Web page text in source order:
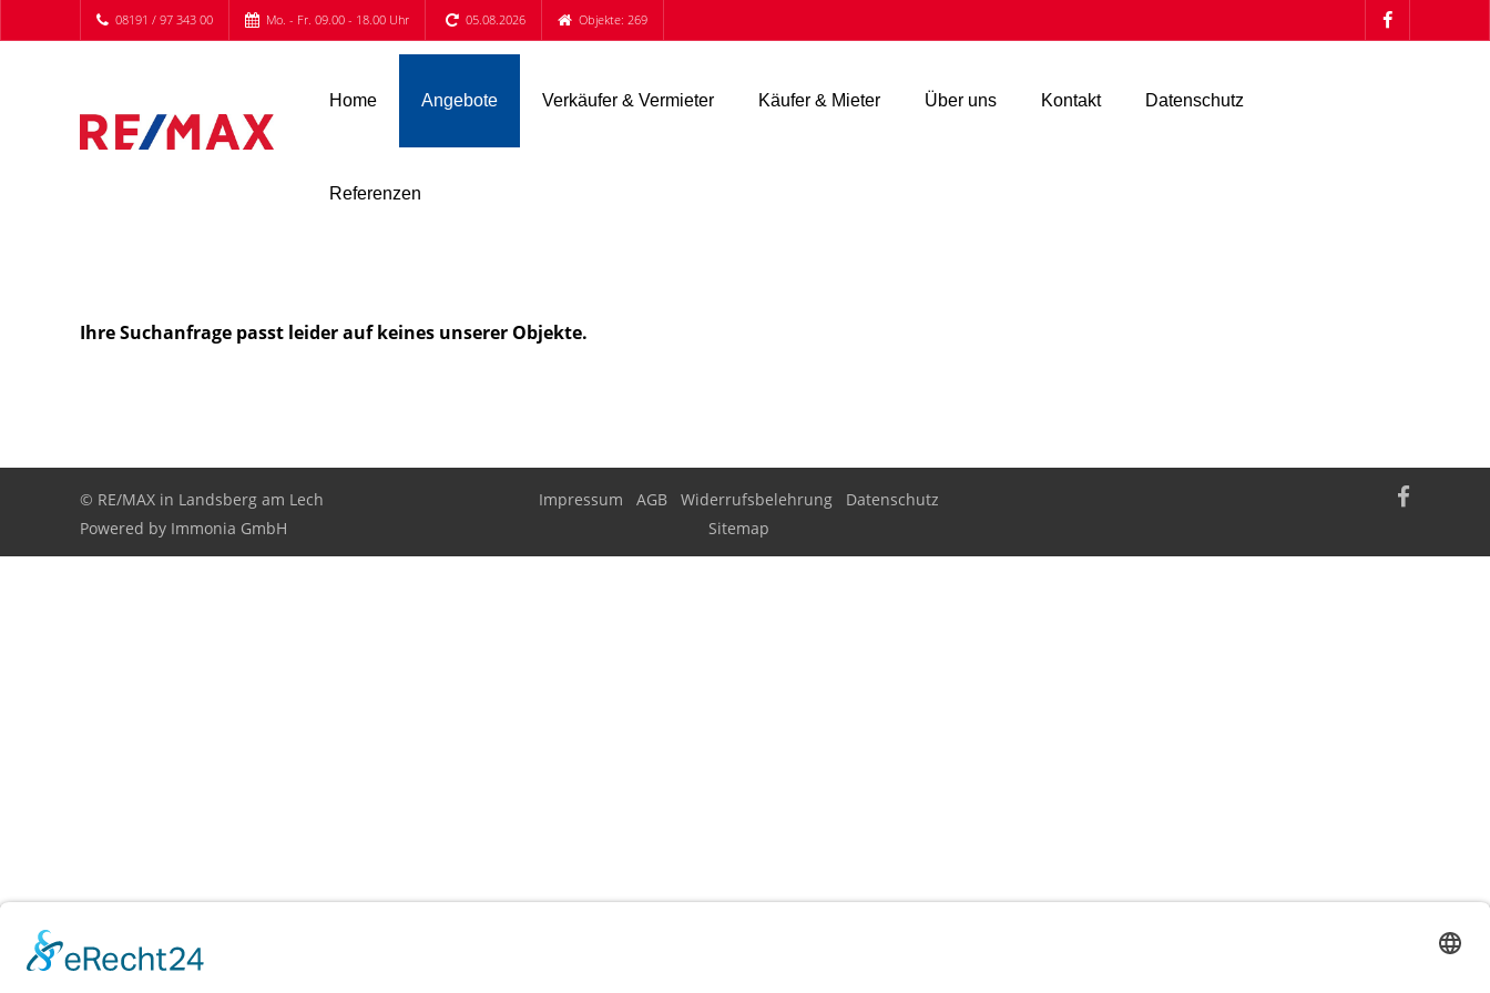
08191 / 97 343 00 Mo. - Fr. 09.00 - 18.00 Uhr 05.08.2026 Objekte: 269
Home Angebote Verkäufer & Vermieter Käufer & Mieter Über uns Kontakt Datenschutz
Referenzen
Ihre Suchanfrage passt leider auf keines unserer Objekte.
© RE/MAX in Landsberg am Lech
Powered by Immonia GmbH
Impressum AGB Widerrufsbelehrung
Datenschutz
Sitemap